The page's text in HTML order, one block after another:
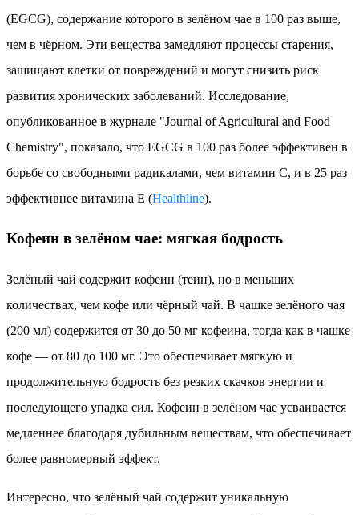
(EGCG), содержание которого в зелёном чае в 100 раз выше,
чем в чёрном. Эти вещества замедляют процессы старения,
защищают клетки от повреждений и могут снизить риск
развития хронических заболеваний. Исследование,
опубликованное в журнале "Journal of Agricultural and Food
Chemistry", показало, что EGCG в 100 раз более эффективен в
борьбе со свободными радикалами, чем витамин C, и в 25 раз
эффективнее витамина E (Healthline).
Кофеин в зелёном чае: мягкая бодрость
Зелёный чай содержит кофеин (теин), но в меньших
количествах, чем кофе или чёрный чай. В чашке зелёного чая
(200 мл) содержится от 30 до 50 мг кофеина, тогда как в чашке
кофе — от 80 до 100 мг. Это обеспечивает мягкую и
продолжительную бодрость без резких скачков энергии и
последующего упадка сил. Кофеин в зелёном чае усваивается
медленнее благодаря дубильным веществам, что обеспечивает
более равномерный эффект.
Интересно, что зелёный чай содержит уникальную